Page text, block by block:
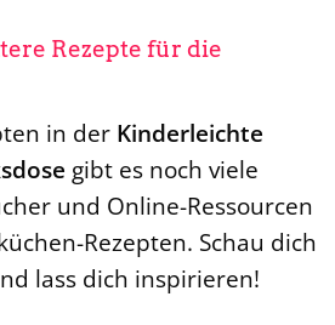
Rezepte für die
in der Kinderleichte
gibt es noch viele
und Online-Ressourcen
Rezepten. Schau dich
lass dich inspirieren!